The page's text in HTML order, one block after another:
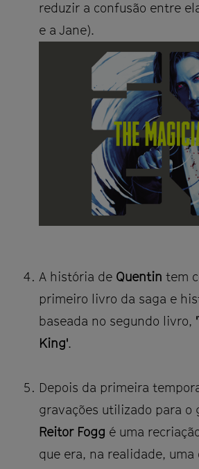
reduzir a confusão entre
e a Jane).
A história de Quentin tem
primeiro livro da saga e
baseada no segundo livro,
King'.
Depois da primeira
gravações utilizado para o
Reitor Fogg é uma
que era, na realidade, uma